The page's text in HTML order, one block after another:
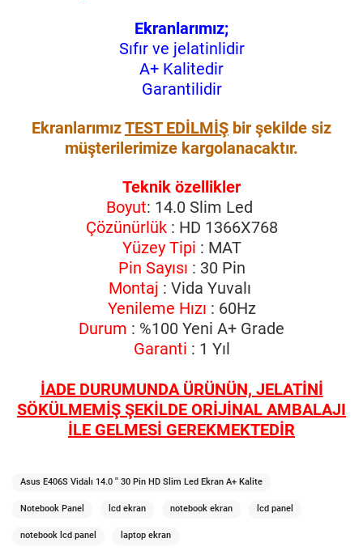
Ekranlarımız;
Sıfır ve jelatinlidir
A+ Kalitedir
Garantilidir
EkranlarımızTEST EDİLMİŞ bir şekilde siz
müşterilerimize kargolanacaktır.
Teknik özellikler
Boyut: 14.0 Slim Led
Çözünürlük: HD 1366X768
Yüzey Tipi : MAT
Pin Sayısı : 30 Pin
Montaj : Vida Yuvalı
Yenileme Hızı : 60Hz
Durum : %100 Yeni A+ Grade
Garanti : 1 Yıl
İADE DURUMUNDA ÜRÜNÜN, JELATİNİ
SÖKÜLMEMİŞ ŞEKİLDE ORİJİNAL AMBALAJI
İLE GELMESİ GEREKMEKTEDİR
Asus E406S Vidalı 14.0 '' 30 Pin HD Slim Led Ekran A+ Kalite
Notebook Panel lcd ekran notebook ekran lcd panel
notebook lcd panel laptop ekran